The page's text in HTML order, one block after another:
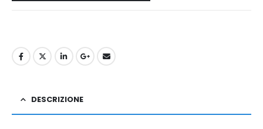
DESCRIZIONE